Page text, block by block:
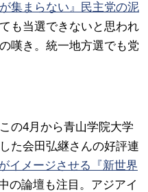
集まらない』民主党の泥
も当選できないと思われ
嘆き。統一地方選でも党
の4月から青山学院大学
た会田弘継さんの好評連
イメージさせる『新世界
の論壇も注目。アジアイ